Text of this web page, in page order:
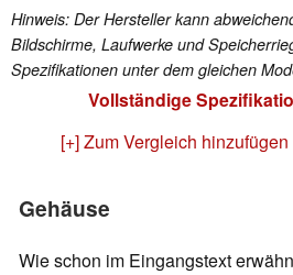
Hinweis: Der Hersteller kann
Bildschirme, Laufwerke und
Spezifikationen unter dem gleichen
Vollständige
[+] Zum Vergleich hinzufügen
Gehäuse
Wie schon im Eingangstext